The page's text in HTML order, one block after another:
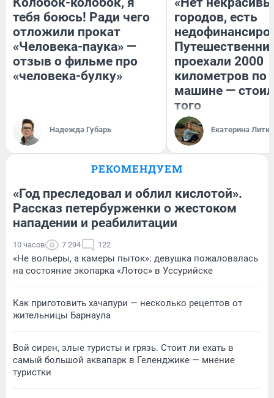
тебя боюсь! Ради чего
отложили прокат
«Человека-паука» —
отзыв о фильме про
«человека-булку»
Надежда Губарь
городов, есть
проехали 2000
километров по
машине —
того
Екатерина
РЕКОМЕНДУЕМ
«Год преследовал и облил кислотой».
Рассказ петербурженки о жестоком
нападении и реабилитации
10 часов 7 294 122
«Не вольеры, а камеры пыток»: девушка пожаловалась
на состояние экопарка «Лотос» в Уссурийске
Как приготовить хачапури — несколько рецептов от
жительницы Барнаула
Вой сирен, злые туристы и грязь. Стоит ли ехать в
самый большой аквапарк в Геленджике — мнение
туристки